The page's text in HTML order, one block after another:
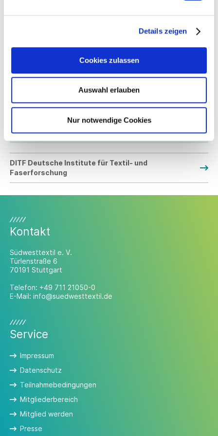
Details zeigen
Cookies zulassen
Auswahl erlauben
Nur notwendige Cookies
Mittelstand (ZIM) gefördert. Projektpartner sind warmX aus
Seine Kontaktdaten finden Siehier.
Mehr zum Thema
DITF – Deutsche Institute für Textil- und
DITF Deutsche Institute für Textil- und
Faserforschung
Kontakt
Südwesttextil e. V.
Türlenstraße 6
70191 Stuttgart
Telefon: +49 711 21050-0
E-Mail: info@suedwesttextil.de
Service
Impressum
Datenschutz
Teilnahmebedingungen
Mitgliederbereich
Mitglied werden
Presse